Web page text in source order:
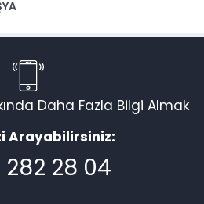
Daha Fazla Bilgi Almak
Arayabilirsiniz:
282 28 04